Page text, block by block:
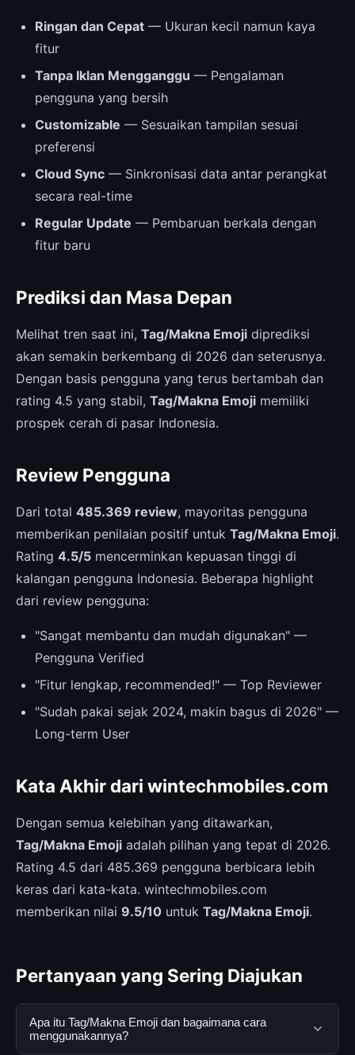
Ringan dan Cepat — Ukuran kecil namun kaya
fitur
Tanpa Iklan Mengganggu — Pengalaman
pengguna yang bersih
Customizable — Sesuaikan tampilan sesuai
preferensi
Cloud Sync — Sinkronisasi data antar perangkat
secara real-time
Regular Update — Pembaruan berkala dengan
fitur baru
Prediksi dan Masa Depan
Melihat tren saat ini, Tag/Makna Emoji diprediksi
akan semakin berkembang di 2026 dan seterusnya.
Dengan basis pengguna yang terus bertambah dan
rating 4.5 yang stabil, Tag/Makna Emoji memiliki
prospek cerah di pasar Indonesia.
Review Pengguna
Dari total 485.369 review, mayoritas pengguna
memberikan penilaian positif untuk Tag/Makna Emoji.
Rating 4.5/5 mencerminkan kepuasan tinggi di
kalangan pengguna Indonesia. Beberapa highlight
dari review pengguna:
"Sangat membantu dan mudah digunakan" —
Pengguna Verified
"Fitur lengkap, recommended!" — Top Reviewer
"Sudah pakai sejak 2024, makin bagus di 2026" —
Long-term User
Kata Akhir dari wintechmobiles.com
Dengan semua kelebihan yang ditawarkan,
Tag/Makna Emoji adalah pilihan yang tepat di 2026.
Rating 4.5 dari 485.369 pengguna berbicara lebih
keras dari kata-kata. wintechmobiles.com
memberikan nilai 9.5/10 untuk Tag/Makna Emoji.
Pertanyaan yang Sering Diajukan
Apa itu Tag/Makna Emoji dan bagaimana cara
menggunakannya?